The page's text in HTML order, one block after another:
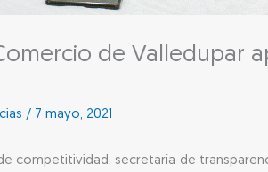
de Valledupar
/ 7 mayo, 2021
competitividad, secretaría de